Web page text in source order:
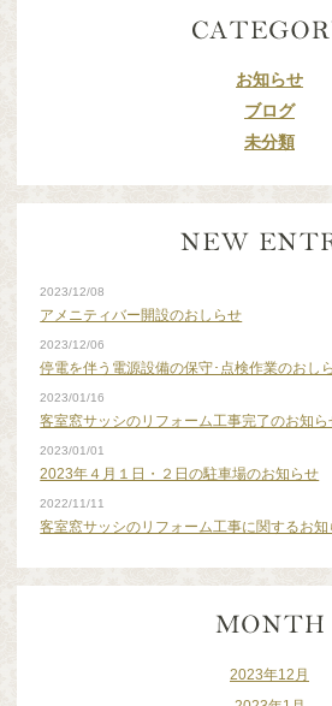
お知らせ
ブログ
未分類
2023/12/08
アメニティバー開設のおしらせ
2023/12/06
停電を伴う電源設備の保守･点検作業のおし
2023/01/16
客室窓サッシのリフォーム工事完了のお知ら
2023/01/01
2023年４月１日・２日の駐車場のお知らせ
2022/11/11
客室窓サッシのリフォーム工事に関するお知
2023年12月